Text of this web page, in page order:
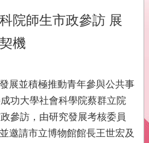
院師生市政參訪 展
機
並積極推動青年參與公共事
功大學社會科學院蔡群立院
參訪，由研究發展考核委員
邀請市立博物館館長王世宏及